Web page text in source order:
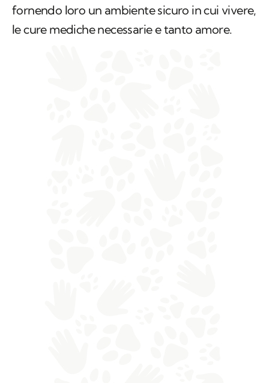
fornendo loro un ambiente sicuro in cui vivere,
le cure mediche necessarie e tanto amore.